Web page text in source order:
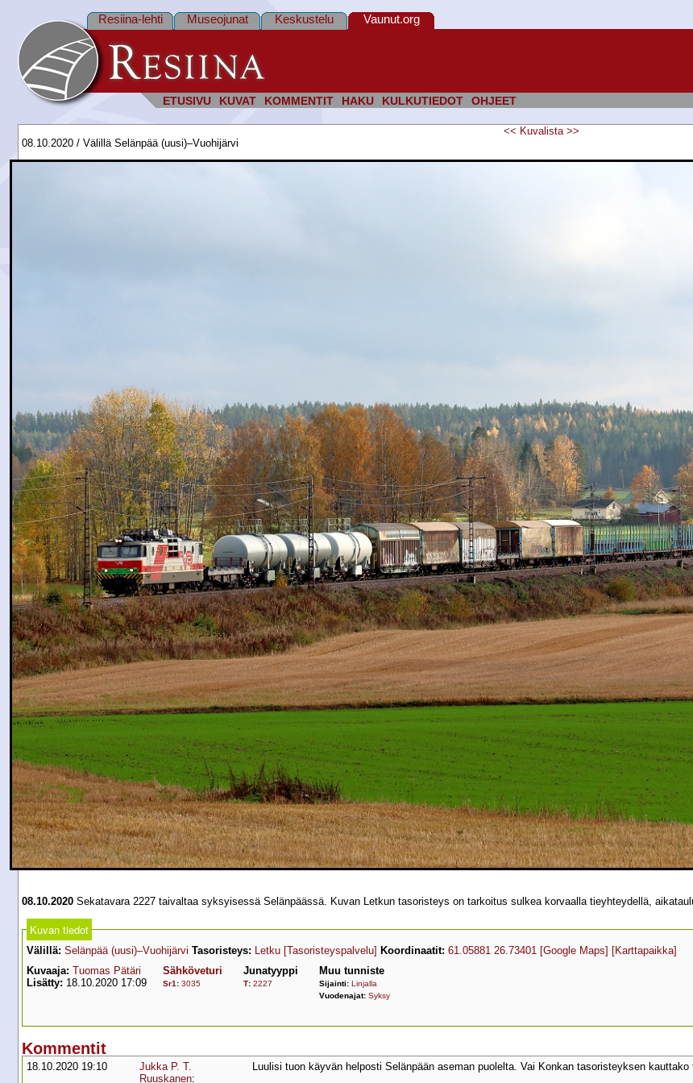
ETUSIVU KUVAT KOMMENTIT HAKU KULKUTIEDOT OHJEET
Resiina-lehti Museojunat Keskustelu Vaunut.org
<< Kuvalista >>
08.10.2020 / Välillä Selänpää (uusi)–Vuohijärvi
08.10.2020 Sekatavara 2227 taivaltaa syksyisessä Selänpäässä. Kuvan Letkun tasoristeys on tarkoitus sulkea korvaalla tieyhteydellä,
Kuvan tiedot
Välillä: Selänpää (uusi)–Vuohijärvi Tasoristeys: Letku [Tasoristeyspalvelu] Koordinaatit: 61.05881 26.73401 [Google Maps] [Karttapaikka]
Kuvaaja: Tuomas Pätäri
Lisätty: 18.10.2020 17:09
Sähköveturi
Sr1 : 3035
Junatyyppi
T: 2227
Muu tunniste
Sijainti: Linjalla
Vuodenajat: Syksy
Kommentit
18.10.2020 19:10
Jukka P. T.
Ruuskanen:
Luulisi tuon käyvän helposti Selänpään aseman puolelta. Vai Konkan tasoristeyksen kauttako